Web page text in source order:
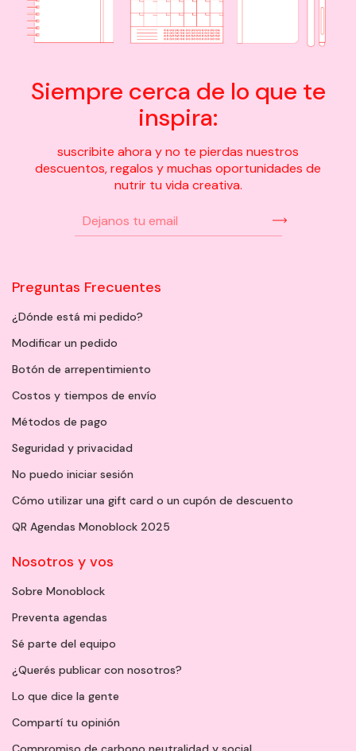
Siempre cerca de lo que te
inspira:
suscribite ahora y no te pierdas nuestros
descuentos, regalos y muchas oportunidades de
nutrir tu vida creativa.
Preguntas Frecuentes
¿Dónde está mi pedido?
Modificar un pedido
Botón de arrepentimiento
Costos y tiempos de envío
Métodos de pago
Seguridad y privacidad
No puedo iniciar sesión
Cómo utilizar una gift card o un cupón de descuento
QR Agendas Monoblock 2025
Nosotros y vos
Sobre Monoblock
Preventa agendas
Sé parte del equipo
¿Querés publicar con nosotros?
Lo que dice la gente
Compartí tu opinión